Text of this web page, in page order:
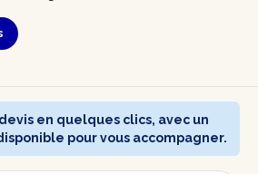
en quelques clics, avec un
pour vous accompagner.